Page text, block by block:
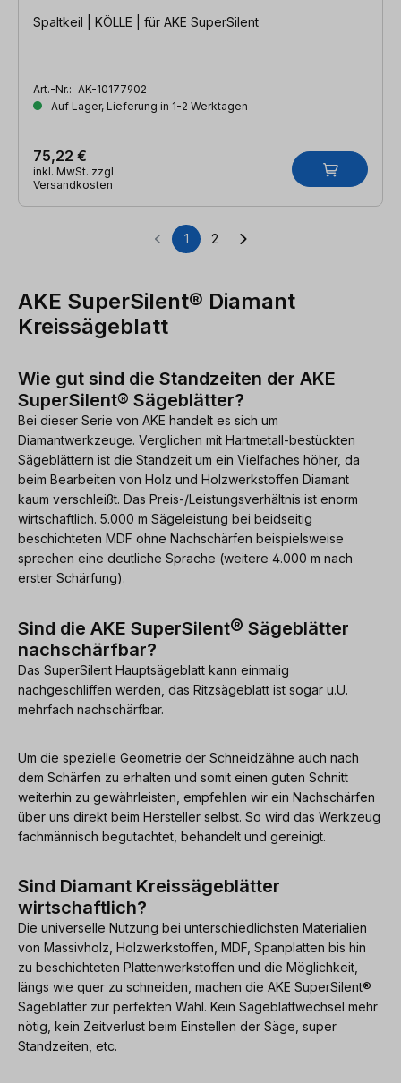
Spaltkeil | KÖLLE | für AKE SuperSilent
Art.-Nr.: AK-10177902
Auf Lager, Lieferung in 1-2 Werktagen
75,22 €
inkl. MwSt. zzgl.
Versandkosten
Seite
1 Seite
2
AKE SuperSilent® Diamant
Kreissägeblatt
Wie gut sind die Standzeiten der AKE
SuperSilent® Sägeblätter?
Bei dieser Serie von AKE handelt es sich um
Diamantwerkzeuge. Verglichen mit Hartmetall-bestückten
Sägeblättern ist die Standzeit um ein Vielfaches höher, da
beim Bearbeiten von Holz und Holzwerkstoffen Diamant
kaum verschleißt. Das Preis-/Leistungsverhältnis ist enorm
wirtschaftlich. 5.000 m Sägeleistung bei beidseitig
beschichteten MDF ohne Nachschärfen beispielsweise
sprechen eine deutliche Sprache (weitere 4.000 m nach
erster Schärfung).
Sind die AKE SuperSilent® Sägeblätter
nachschärfbar?
Das SuperSilent Hauptsägeblatt kann einmalig
nachgeschliffen werden, das Ritzsägeblatt ist sogar u.U.
mehrfach nachschärfbar.
Um die spezielle Geometrie der Schneidzähne auch nach
dem Schärfen zu erhalten und somit einen guten Schnitt
weiterhin zu gewährleisten, empfehlen wir ein Nachschärfen
über uns direkt beim Hersteller selbst. So wird das Werkzeug
fachmännisch begutachtet, behandelt und gereinigt.
Sind Diamant Kreissägeblätter
wirtschaftlich?
Die universelle Nutzung bei unterschiedlichsten Materialien
von Massivholz, Holzwerkstoffen, MDF, Spanplatten bis hin
zu beschichteten Plattenwerkstoffen und die Möglichkeit,
längs wie quer zu schneiden, machen die AKE SuperSilent®
Sägeblätter zur perfekten Wahl. Kein Sägeblattwechsel mehr
nötig, kein Zeitverlust beim Einstellen der Säge, super
Standzeiten, etc.